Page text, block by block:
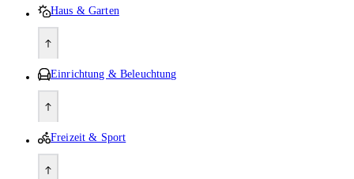
Haus & Garten
Einrichtung & Beleuchtung
Freizeit & Sport